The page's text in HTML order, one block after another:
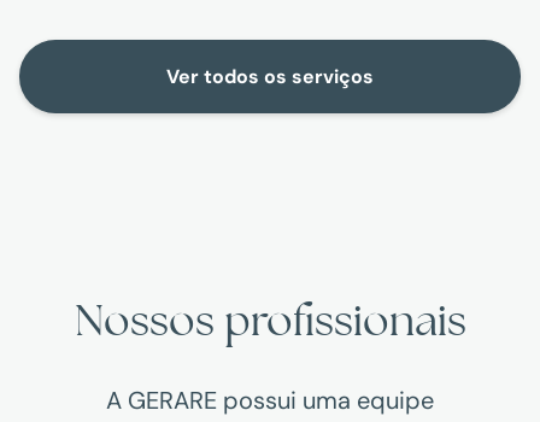
Ver todos os serviços
Nossos profissionais
A GERARE possui uma equipe